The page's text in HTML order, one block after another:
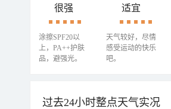
很强
涂擦SPF20以
上，PA++护肤
品，避强光。
适宜
天气较好，尽情
感受运动的快乐
吧。
过去24小时整点天气实况